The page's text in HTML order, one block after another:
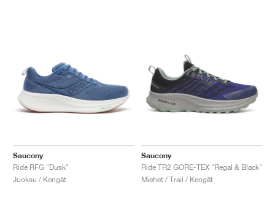
Saucony
Ride RFG "Dusk"
Juoksu / Kengät
Saucony
Ride TR2 GORE-TEX "Regal & Black"
Miehet / Trail / Kengät